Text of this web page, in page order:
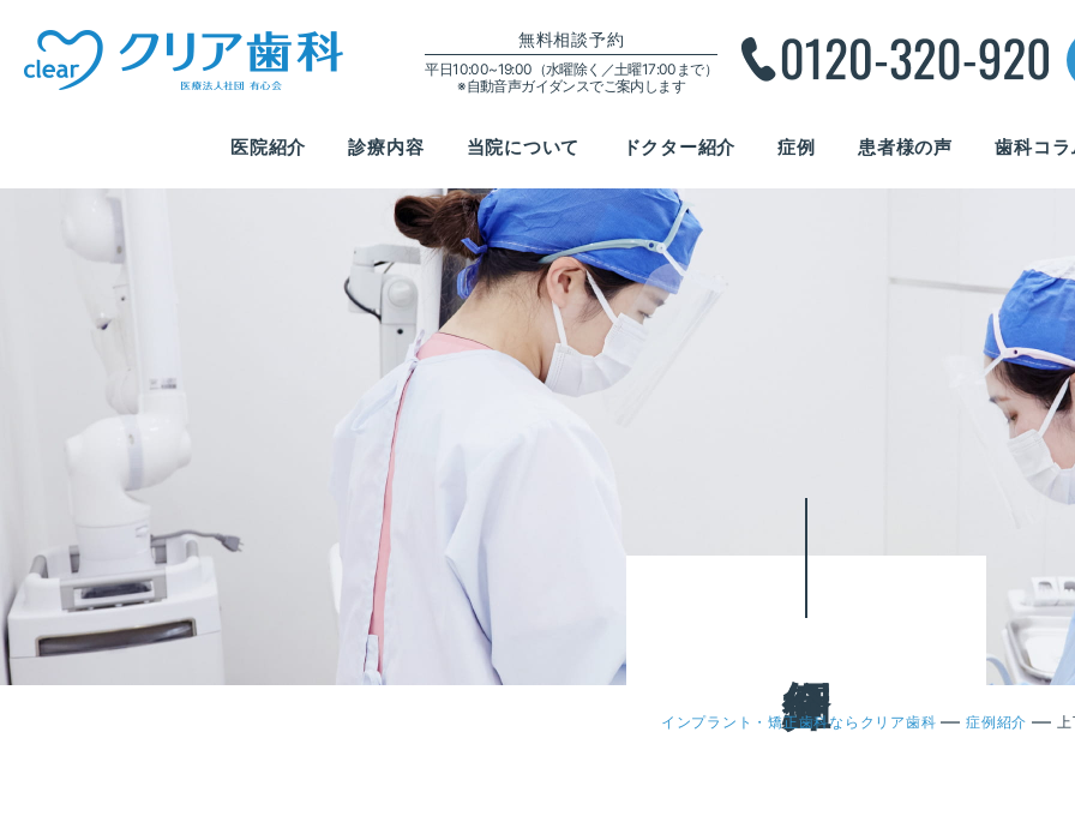
無料相談予約
平日10:00~19:00（水曜除く／土曜17:00まで）
※自動音声ガイダンスでご案内します
医院紹介 診療内容 当院について ドクター紹介 症例 患者様の声 歯科コラ
インプラント・矯正歯科ならクリア歯科 — 症例紹介 —